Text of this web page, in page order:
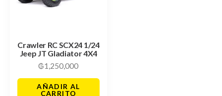
Crawler RC SCX24 1/24
Jeep JT Gladiator 4X4
₲1,250,000
AÑADIR AL
CARRITO